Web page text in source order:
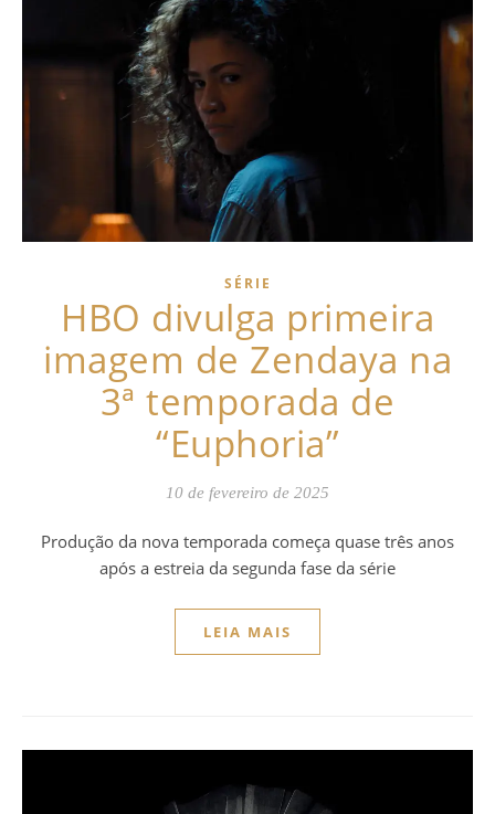
SÉRIE
HBO divulga primeira
imagem de Zendaya na
3ª temporada de
“Euphoria”
10 de fevereiro de 2025
Produção da nova temporada começa quase três anos
após a estreia da segunda fase da série
LEIA MAIS